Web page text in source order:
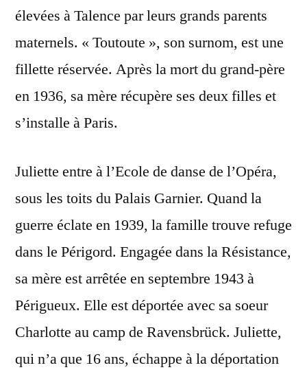
élevées à Talence par leurs grands parents
maternels. « Toutoute », son surnom, est une
fillette réservée. Après la mort du grand-père
en 1936, sa mère récupère ses deux filles et
s’installe à Paris.
Juliette entre à l’Ecole de danse de l’Opéra,
sous les toits du Palais Garnier. Quand la
guerre éclate en 1939, la famille trouve refuge
dans le Périgord. Engagée dans la Résistance,
sa mère est arrêtée en septembre 1943 à
Périgueux. Elle est déportée avec sa soeur
Charlotte au camp de Ravensbrück. Juliette,
qui n’a que 16 ans, échappe à la déportation